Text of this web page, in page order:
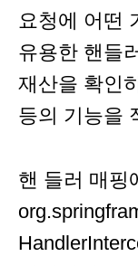
요청에 어떤
유용한 핸들
재산을 확인
등의 기능을
핸 들러 매핑